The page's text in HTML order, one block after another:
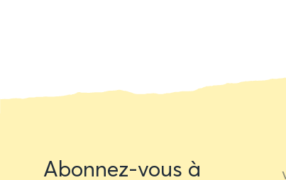
Newsletter
Abonnez-vous à